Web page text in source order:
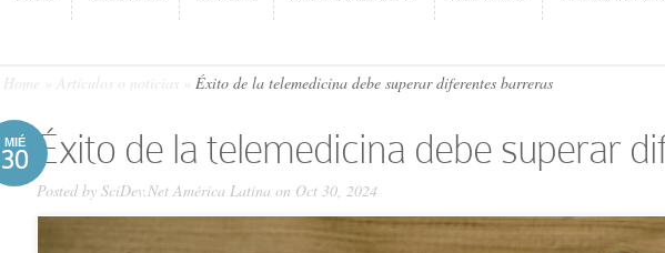
Home Artículos o noticias Éxito de la telemedicina debe superar diferentes barreras
MIÉ
30 Éxito de la telemedicina debe superar
Posted by SciDev.Net América Latina on Oct 30, 2024